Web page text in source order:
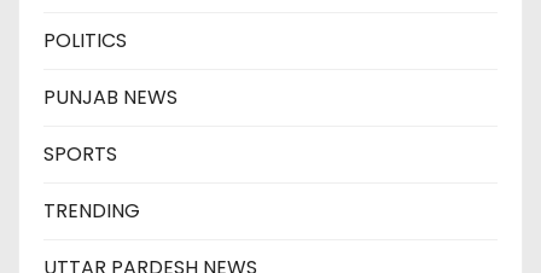
POLITICS
PUNJAB NEWS
SPORTS
TRENDING